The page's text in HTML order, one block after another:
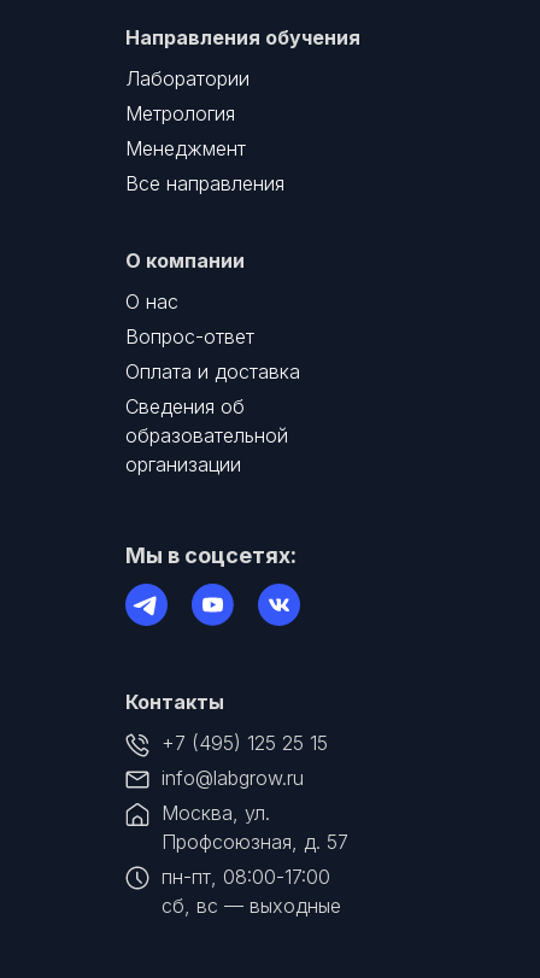
Мы в соцсетях:
Направления обучения
Лаборатории
Метрология
Менеджмент
Все направления
О компании
О нас
Вопрос-ответ
Оплата и доставка
Сведения об
образовательной
организации
Контакты
+7 (495) 125 25 15
info@labgrow.ru
Москва, ул.
Профсоюзная, д. 57
пн-пт, 08:00-17:00
сб, вс — выходные